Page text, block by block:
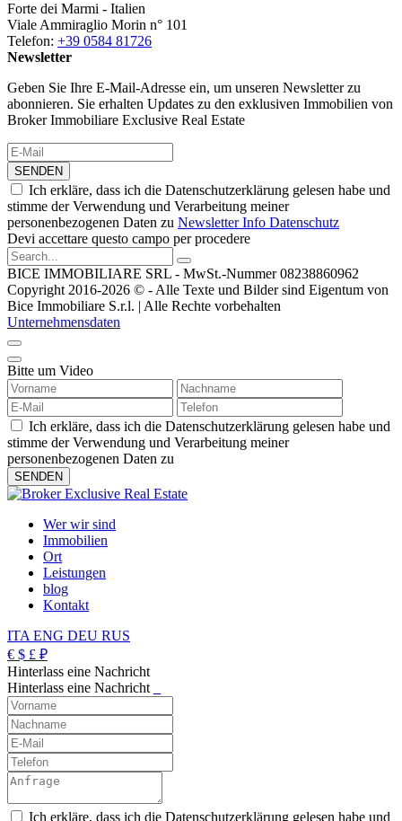
Forte dei Marmi - Italien
Viale Ammiraglio Morin n° 101
Telefon: +39 0584 81726
Newsletter
Geben Sie Ihre E-Mail-Adresse ein, um unseren Newsletter zu
abonnieren. Sie erhalten Updates zu den exklusiven Immobilien von
Broker Immobiliare Exclusive Real Estate
SENDEN
Ich erkläre, dass ich die Datenschutzerklärung gelesen habe und
stimme der Verwendung und Verarbeitung meiner
personenbezogenen Daten zu Newsletter Info Datenschutz
Devi accettare questo campo per procedere
BICE IMMOBILIARE SRL - MwSt.-Nummer 08238860962
Copyright 2016-2026 © - Alle Texte und Bilder sind Eigentum von
Bice Immobiliare S.r.l. | Alle Rechte vorbehalten
Unternehmensdaten
Bitte um Video
Ich erkläre, dass ich die Datenschutzerklärung gelesen habe und
stimme der Verwendung und Verarbeitung meiner
personenbezogenen Daten zu
Wer wir sind
Immobilien
Ort
Leistungen
blog
Kontakt
ITA ENG DEU RUS
€ $ £ ₽
Hinterlass eine Nachricht
Hinterlass eine Nachricht
Ich erkläre, dass ich die Datenschutzerklärung gelesen habe und